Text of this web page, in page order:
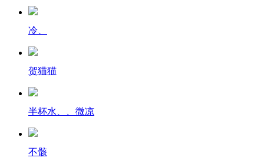
冷、
贺猫猫
半杯水、、微凉
不骸